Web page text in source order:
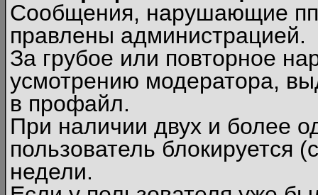
Сообщения, нарушающие
правлены администрацией.
За грубое или повторное
усмотрению модератора,
в профайл.
При наличии двух и более
пользователь блокируется
недели.